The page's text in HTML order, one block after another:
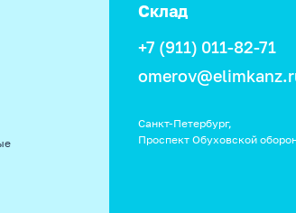
Склад
+7 (911) 011-82-71
Санкт-Петербург,
Проспект Обуховской